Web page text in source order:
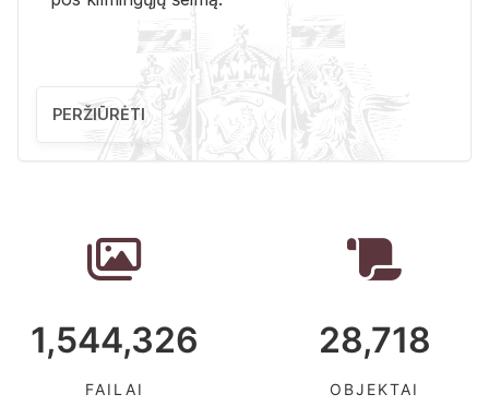
PERŽIŪRĖTI
1,544,326
FAILAI
28,718
OBJEKTAI